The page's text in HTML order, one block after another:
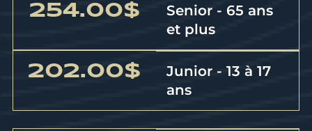
254.00$
Senior - 65 ans
et plus
202.00$
Junior - 13 à 17
ans